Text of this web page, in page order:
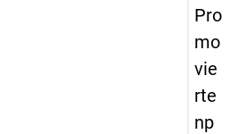
Pro
mo
vie
rte
np